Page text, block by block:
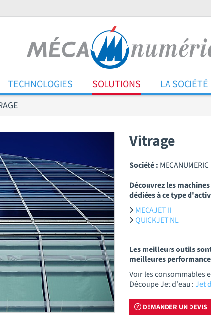
TECHNOLOGIES SOLUTIONS LA SOCIÉTÉ
Vitrage
Société : MECANUMERIC
Découvrez les
dédiées à ce type
MECAJET II
QUICKJET NL
Les meilleurs outils
meilleures
Voir les consommables
Découpe Jet d'eau :Jet
DEMANDER UN DEVIS